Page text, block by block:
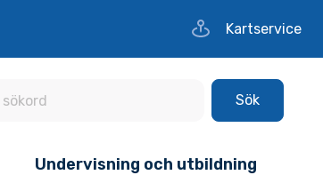
Kartservice
Sök
Undervisning och utbildning